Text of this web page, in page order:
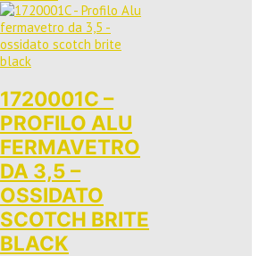
1720001C –
PROFILO ALU
FERMAVETRO
DA 3,5 –
OSSIDATO
SCOTCH BRITE
BLACK